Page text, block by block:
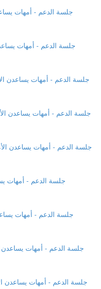
جلسة الدعم - أمهات
جلسة الدعم - أمهات يساعدن
جلسة الدعم - أمهات يساعدن
جلسة الدعم - أمهات يساعدن
جلسة الدعم - أمهات
جلسة الدعم - أمهات
جلسة الدعم - أمهات
جلسة الدعم - أمهات يساعدن